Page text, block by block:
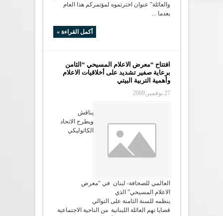
والعائلة” عنوان اخترتموه لمؤتمركم هذا العام
بعدما ...
أكمل القراءة »
افتتاح “معرض الاعلام المسيحي “الثامن
برعاية صفير تشديد على أخلاقيات الاعلام
وأهمية التربية البيتي
27 نوفمبر,2009
يناقش
ويطرح الاتحاد
الكاثوليكي
العالمي للصحافة- لبنان في “معرض
الاعلام المسيحي” الذي
ينظمه للسنة الثامنة على التوالي
قضايا تهم العائلة اللبنانية من الناحية الاجتماعية